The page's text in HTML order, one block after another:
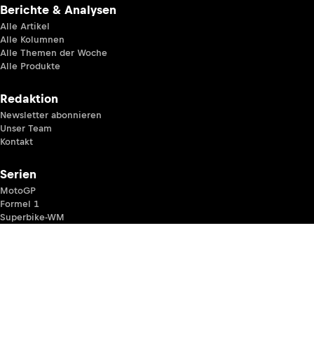
Berichte & Analysen
Alle Artikel
Alle Kolumnen
Alle Themen der Woche
Alle Produkte
Redaktion
Newsletter abonnieren
Unser Team
Kontakt
Serien
MotoGP
Formel 1
Superbike-WM